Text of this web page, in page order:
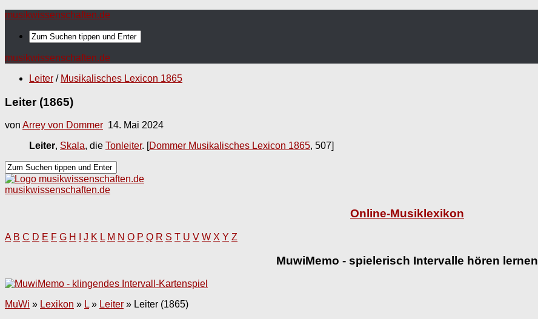
musikwissenschaften.de
musikwissenschaften.de
Leiter / Musikalisches Lexicon 1865
Leiter (1865)
von Arrey von Dommer 14. Mai 2024
Leiter, Skala, die Tonleiter. [Dommer Musikalisches Lexicon 1865, 507]
musikwissenschaften.de
Online-Musiklexikon
A B C D E F G H J K L M N O P Q R S T U V W X Y Z
MuwiMemo - spielerisch Intervalle hören lernen
MuWi » Lexikon » L » Leiter » Leiter (1865)